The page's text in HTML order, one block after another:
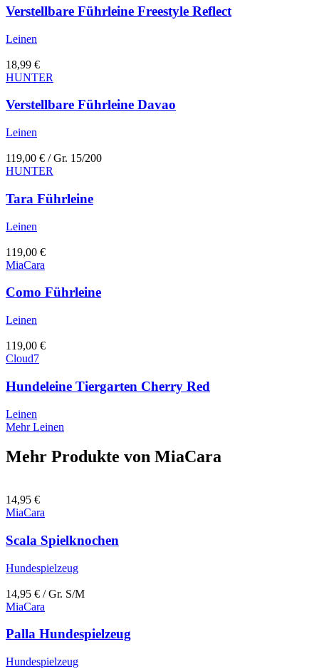
Verstellbare Führleine Freestyle Reflect
Leinen
18,99 €
HUNTER
Verstellbare Führleine Davao
Leinen
119,00 € / Gr. 15/200
HUNTER
Tara Führleine
Leinen
119,00 €
MiaCara
Como Führleine
Leinen
119,00 €
Cloud7
Hundeleine Tiergarten Cherry Red
Leinen
Mehr Leinen
Mehr Produkte von MiaCara
14,95 €
MiaCara
Scala Spielknochen
Hundespielzeug
14,95 € / Gr. S/M
MiaCara
Palla Hundespielzeug
Hundespielzeug